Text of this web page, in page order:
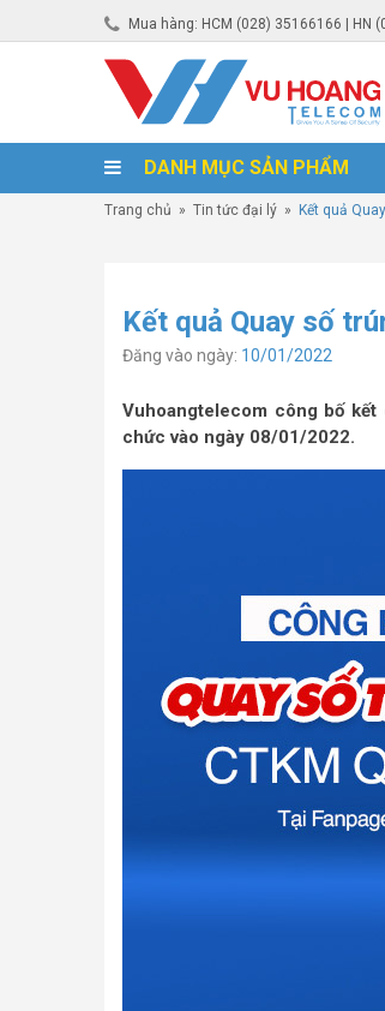
Mua hàng: HCM (028) 35166166 | HN
DANH MỤC SẢN PHẨM
Trang chủ » Tin tức đại lý » Kết quả
Kết quả Quay số
Đăng vào ngày: 10/01/2022
Vuhoangtelecom công bố
chức vào ngày 08/01/2022.